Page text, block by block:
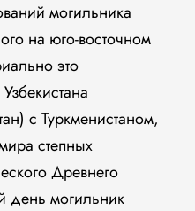
могильника
на юго-восточном
это
с Туркменистаном,
степных
Древнего
день могильник